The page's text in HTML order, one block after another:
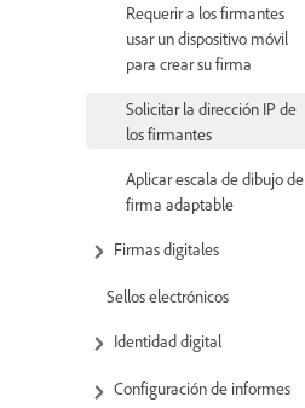
Requerir a los firmantes
usar un dispositivo móvil
para crear su firma
Solicitar la dirección IP de
los firmantes
Aplicar escala de dibujo de
firma adaptable
Firmas digitales
Sellos electrónicos
Identidad digital
Configuración de informes